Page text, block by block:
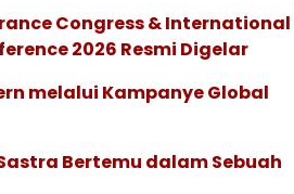
Congress & International
2026 Resmi Digelar
melalui Kampanye Global
Bertemu dalam Sebuah